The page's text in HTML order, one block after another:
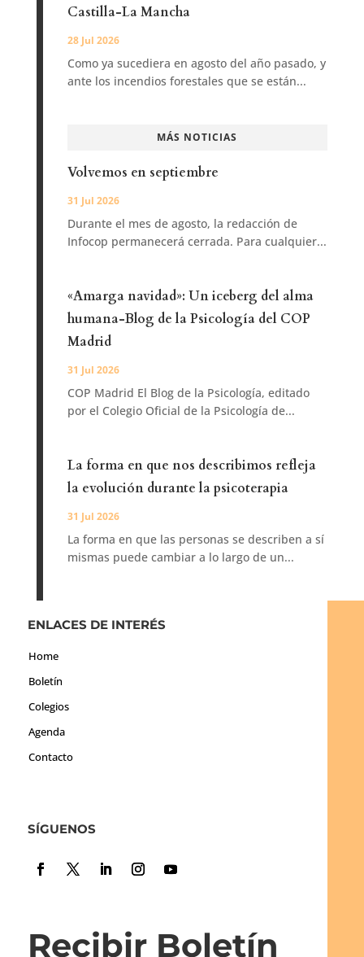
Castilla-La Mancha
28 Jul 2026
Como ya sucediera en agosto del año pasado, y
ante los incendios forestales que se están...
MÁS NOTICIAS
Volvemos en septiembre
31 Jul 2026
Durante el mes de agosto, la redacción de
Infocop permanecerá cerrada. Para cualquier...
«Amarga navidad»: Un iceberg del alma
humana-Blog de la Psicología del COP
Madrid
31 Jul 2026
COP Madrid El Blog de la Psicología, editado
por el Colegio Oficial de la Psicología de...
La forma en que nos describimos refleja
la evolución durante la psicoterapia
31 Jul 2026
La forma en que las personas se describen a sí
mismas puede cambiar a lo largo de un...
ENLACES DE INTERÉS
Home
Boletín
Colegios
Agenda
Contacto
SÍGUENOS
Recibir Boletín